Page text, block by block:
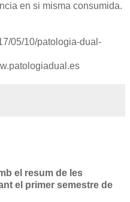
en si misma consumida.
05/10/patologia-dual-
el resum de les
el primer semestre de